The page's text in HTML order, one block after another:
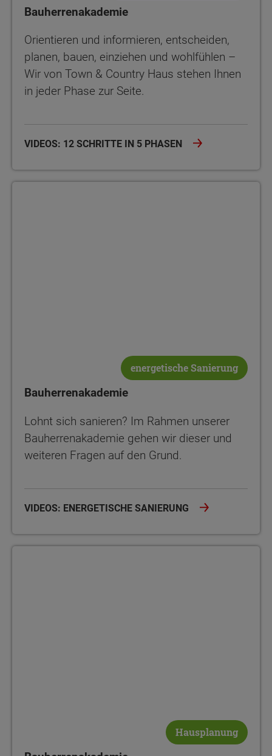
Bauherrenakademie
Orientieren und informieren, entscheiden,
planen, bauen, einziehen und wohlfühlen –
Wir von Town & Country Haus stehen Ihnen
in jeder Phase zur Seite.
VIDEOS: 12 SCHRITTE IN 5 PHASEN
energetische Sanierung
Bauherrenakademie
Lohnt sich sanieren? Im Rahmen unserer
Bauherrenakademie gehen wir dieser und
weiteren Fragen auf den Grund.
VIDEOS: ENERGETISCHE SANIERUNG
Hausplanung